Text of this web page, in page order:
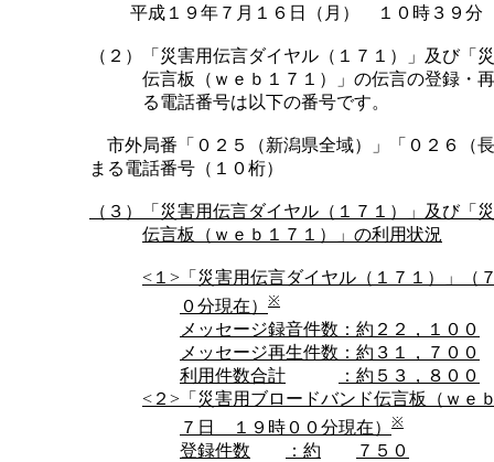
平成１９年７月１６日（月） １０時３９分
（２）
「災害用伝言ダイヤル（１７１）」及び「
伝言板（ｗｅｂ１７１）」の伝言の登録・
る電話番号は以下の番号です。
市外局番「０２５（新潟県全域）」「０２６（
まる電話番号（１０桁）
（３）
「災害用伝言ダイヤル（１７１）」及び「
伝言板（ｗｅｂ１７１）」の利用状況
<１> 「災害用伝言ダイヤル（１７１）」
０分現在） ※
メッセージ録音件数 ：約２２，１００
メッセージ再生件数 ：約３１，７００
利用件数合計
：約５３，８００
<２> 「災害用ブロードバンド伝言板（ｗｅ
７日 １９時００分現在） ※
登録件数 ：約
７５０